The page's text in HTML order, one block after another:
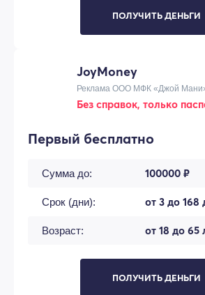
ПОЛУЧИТЬ ДЕНЬГИ
JoyMoney
Реклама ООО МФК «Джой
Без справок, только
Первый бесплатно
Сумма до: 100000 ₽
Срок (дни): от 3 до 168
Возраст: от 18 до 65
ПОЛУЧИТЬ ДЕНЬГИ